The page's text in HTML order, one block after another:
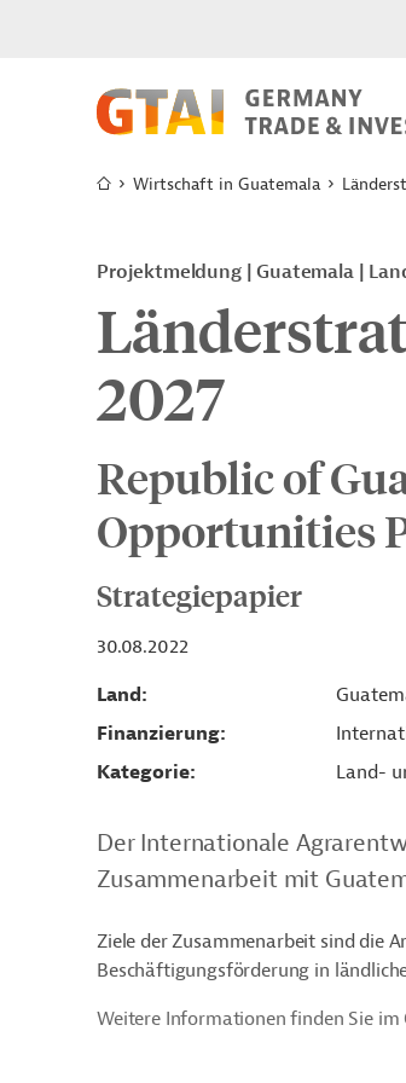
Wirtschaft in Guatemala
Projektmeldung Guatemala
2027
Republic of
Opportunities
Strategiepapier
30.08.2022
Land
Finanzierung
Kategorie
Land-
Der Internationale
Zusammenarbeit mit
Ziele der Zusammenarbeit sind die
Beschäftigungsförderung in
Weitere Informationen finden Sie